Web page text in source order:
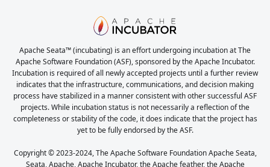
Apache Seata™ (incubating) is an effort undergoing incubation at The
Apache Software Foundation (ASF), sponsored by the Apache Incubator.
Incubation is required of all newly accepted projects until a further review
indicates that the infrastructure, communications, and decision making
process have stabilized in a manner consistent with other successful ASF
projects. While incubation status is not necessarily a reflection of the
completeness or stability of the code, it does indicate that the project has
yet to be fully endorsed by the ASF.
Copyright © 2023-2024, The Apache Software Foundation Apache Seata,
Seata, Apache, Apache Incubator, the Apache feather, the Apache